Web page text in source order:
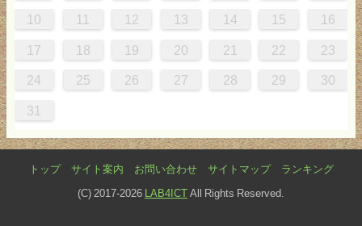
10 11 12 13 14 15 16
17 18 19 20 21 22 23
24 25 26 27 28 29 30
31
トップ サイト案内 お問い合わせ サイトマップ ランキング
(C) 2017-2026 LAB4ICT All Rights Reserved.